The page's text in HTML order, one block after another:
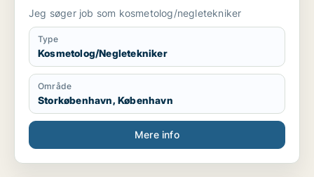
Jeg søger job som kosmetolog/negletekniker
Type
Kosmetolog/Negletekniker
Område
Storkøbenhavn, København
Mere info